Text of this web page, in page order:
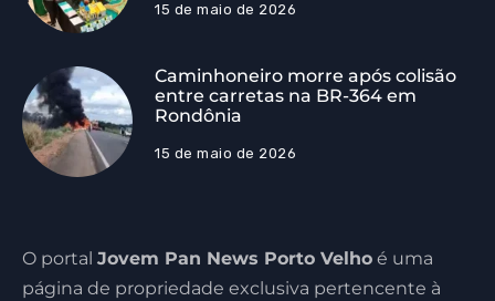
15 de maio de 2026
Caminhoneiro morre após colisão
entre carretas na BR-364 em
Rondônia
15 de maio de 2026
O portal Jovem Pan News Porto Velho é uma
página de propriedade exclusiva pertencente à